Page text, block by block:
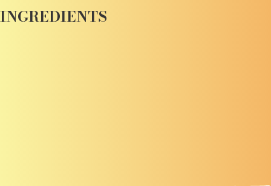
INGREDIENTS